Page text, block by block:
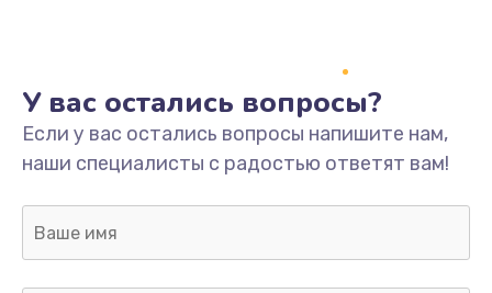
У вас остались вопросы?
Если у вас остались вопросы напишите нам,
наши специалисты с радостью ответят вам!